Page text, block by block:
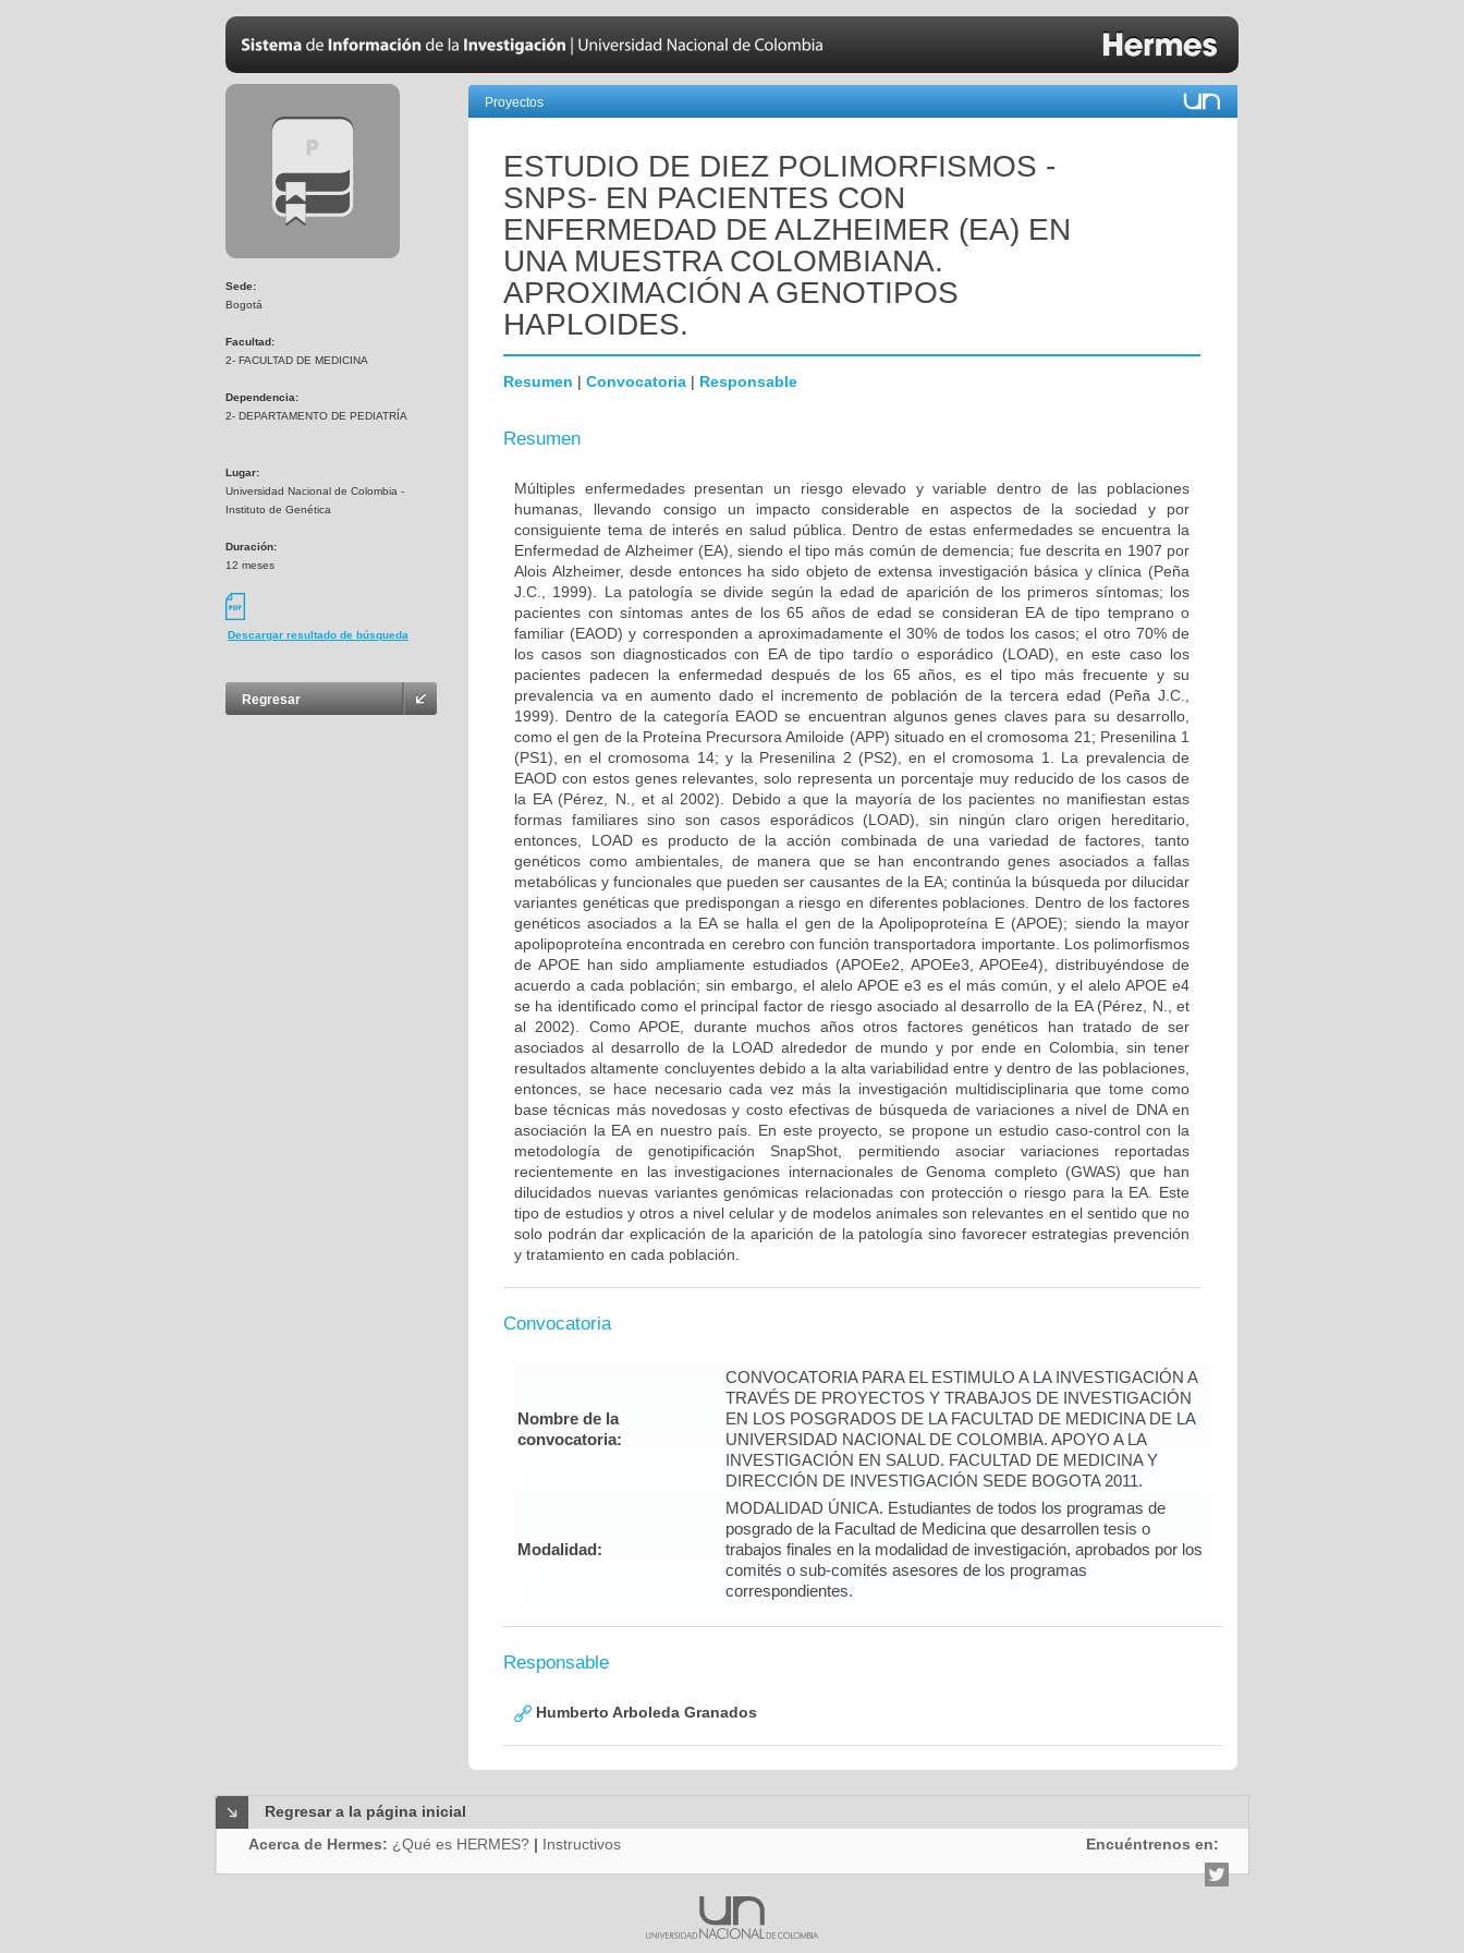
Sede:
Bogotá
Facultad:
2- FACULTAD DE MEDICINA
Dependencia:
2- DEPARTAMENTO DE PEDIATRÍA
Lugar:
Universidad Nacional de Colombia -
Instituto de Genética
Duración:
12 meses
Descargar resultado de búsqueda
Regresar
Proyectos
ESTUDIO DE DIEZ POLIMORFISMOS -
SNPS- EN PACIENTES CON
ENFERMEDAD DE ALZHEIMER (EA) EN
UNA MUESTRA COLOMBIANA.
APROXIMACIÓN A GENOTIPOS
HAPLOIDES.
Resumen | Convocatoria | Responsable
Resumen
Múltiples enfermedades presentan un riesgo elevado y variable dentro de las poblaciones
humanas, llevando consigo un impacto considerable en aspectos de la sociedad y por
consiguiente tema de interés en salud pública. Dentro de estas enfermedades se encuentra la
Enfermedad de Alzheimer (EA), siendo el tipo más común de demencia; fue descrita en 1907 por
Alois Alzheimer, desde entonces ha sido objeto de extensa investigación básica y clínica (Peña
J.C., 1999). La patología se divide según la edad de aparición de los primeros síntomas; los
pacientes con síntomas antes de los 65 años de edad se consideran EA de tipo temprano o
familiar (EAOD) y corresponden a aproximadamente el 30% de todos los casos; el otro 70% de
los casos son diagnosticados con EA de tipo tardío o esporádico (LOAD), en este caso los
pacientes padecen la enfermedad después de los 65 años, es el tipo más frecuente y su
prevalencia va en aumento dado el incremento de población de la tercera edad (Peña J.C.,
1999). Dentro de la categoría EAOD se encuentran algunos genes claves para su desarrollo,
como el gen de la Proteína Precursora Amiloide (APP) situado en el cromosoma 21; Presenilina 1
(PS1), en el cromosoma 14; y la Presenilina 2 (PS2), en el cromosoma 1. La prevalencia de
EAOD con estos genes relevantes, solo representa un porcentaje muy reducido de los casos de
la EA (Pérez, N., et al 2002). Debido a que la mayoría de los pacientes no manifiestan estas
formas familiares sino son casos esporádicos (LOAD), sin ningún claro origen hereditario,
entonces, LOAD es producto de la acción combinada de una variedad de factores, tanto
genéticos como ambientales, de manera que se han encontrando genes asociados a fallas
metabólicas y funcionales que pueden ser causantes de la EA; continúa la búsqueda por dilucidar
variantes genéticas que predispongan a riesgo en diferentes poblaciones. Dentro de los factores
genéticos asociados a la EA se halla el gen de la Apolipoproteína E (APOE); siendo la mayor
apolipoproteína encontrada en cerebro con función transportadora importante. Los polimorfismos
de APOE han sido ampliamente estudiados (APOEe2, APOEe3, APOEe4), distribuyéndose de
acuerdo a cada población; sin embargo, el alelo APOE e3 es el más común, y el alelo APOE e4
se ha identificado como el principal factor de riesgo asociado al desarrollo de la EA (Pérez, N., et
al 2002). Como APOE, durante muchos años otros factores genéticos han tratado de ser
asociados al desarrollo de la LOAD alrededor de mundo y por ende en Colombia, sin tener
resultados altamente concluyentes debido a la alta variabilidad entre y dentro de las poblaciones,
entonces, se hace necesario cada vez más la investigación multidisciplinaria que tome como
base técnicas más novedosas y costo efectivas de búsqueda de variaciones a nivel de DNA en
asociación la EA en nuestro país. En este proyecto, se propone un estudio caso-control con la
metodología de genotipificación SnapShot, permitiendo asociar variaciones reportadas
recientemente en las investigaciones internacionales de Genoma completo (GWAS) que han
dilucidados nuevas variantes genómicas relacionadas con protección o riesgo para la EA. Este
tipo de estudios y otros a nivel celular y de modelos animales son relevantes en el sentido que no
solo podrán dar explicación de la aparición de la patología sino favorecer estrategias prevención
y tratamiento en cada población.
Convocatoria
Nombre de la
convocatoria:
CONVOCATORIA PARA EL ESTIMULO A LA INVESTIGACIÓN A
TRAVÉS DE PROYECTOS Y TRABAJOS DE INVESTIGACIÓN
EN LOS POSGRADOS DE LA FACULTAD DE MEDICINA DE LA
UNIVERSIDAD NACIONAL DE COLOMBIA. APOYO A LA
INVESTIGACIÓN EN SALUD. FACULTAD DE MEDICINA Y
DIRECCIÓN DE INVESTIGACIÓN SEDE BOGOTA 2011.
Modalidad:
MODALIDAD ÚNICA. Estudiantes de todos los programas de
posgrado de la Facultad de Medicina que desarrollen tesis o
trabajos finales en la modalidad de investigación, aprobados por los
comités o sub-comités asesores de los programas
correspondientes.
Responsable
Humberto Arboleda Granados
Regresar a la página inicial
Acerca de Hermes: ¿Qué es HERMES? | Instructivos Encuéntrenos en: